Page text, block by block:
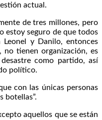
actual.
de tres millones, pero
estoy seguro de que todos
Leonel y Danilo, entonces
no tienen organización, es
como partido, así
político.
con las únicas personas
botellas”.
aquellos que se están